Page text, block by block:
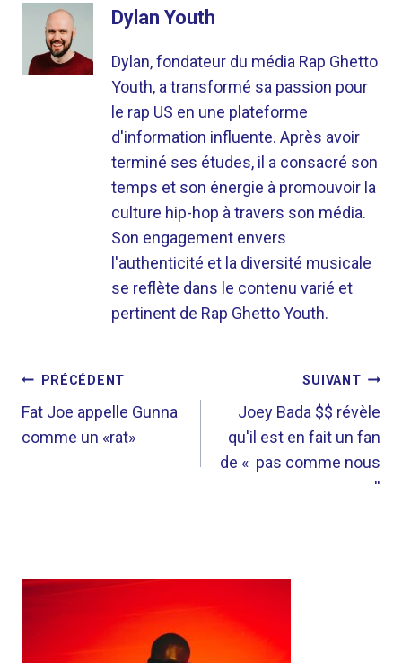
Dylan Youth
Dylan, fondateur du média Rap Ghetto
Youth, a transformé sa passion pour
le rap US en une plateforme
d'information influente. Après avoir
terminé ses études, il a consacré son
temps et son énergie à promouvoir la
culture hip-hop à travers son média.
Son engagement envers
l'authenticité et la diversité musicale
se reflète dans le contenu varié et
pertinent de Rap Ghetto Youth.
NAVIGATION
DE
L’ARTICLE
PRÉCÉDENT
Fat Joe appelle Gunna
comme un «rat»
SUIVANT
Joey Bada $$ révèle
qu'il est en fait un fan
de « pas comme nous
''